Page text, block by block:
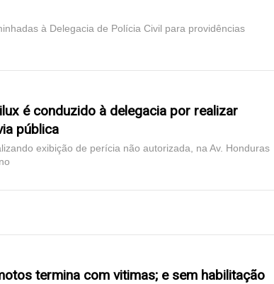
à Delegacia de Polícia Civil para providências
é conduzido à delegacia por realizar
pública
exibição de perícia não autorizada, na Av. Honduras
termina com vitimas; e sem habilitação